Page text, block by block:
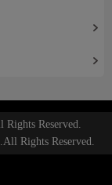
Reserved.
Rights Reserved.